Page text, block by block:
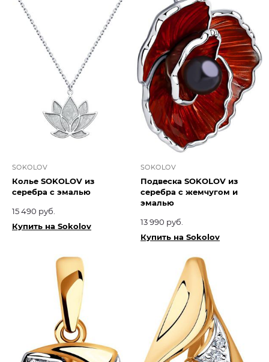
SOKOLOV
Колье SOKOLOV из
серебра с эмалью
15 490 руб.
Купить на Sokolov
SOKOLOV
Подвеска SOKOLOV из
серебра с жемчугом и
эмалью
13 990 руб.
Купить на Sokolov